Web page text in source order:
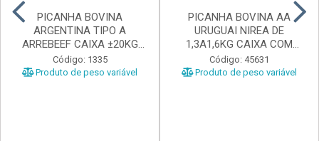
PICANHA BOVINA
ARGENTINA TIPO A
ARREBEEF CAIXA ±20KG
PEÇAS 1...
Código: 1335
Produto de peso variável
PICANHA BOVINA AA
URUGUAI NIREA DE
1,3A1,6KG CAIXA COM
±15KG
Código: 45631
Produto de peso variável